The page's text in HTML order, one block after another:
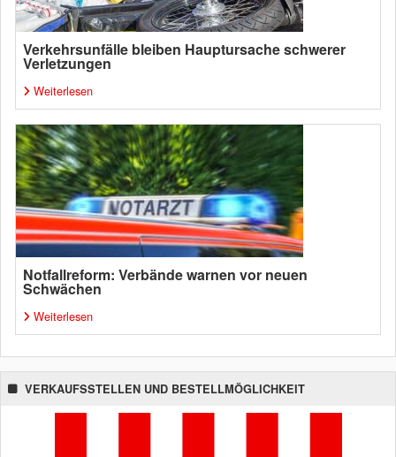
Verkehrsunfälle bleiben Hauptursache schwerer
Verletzungen
Weiterlesen
Notfallreform: Verbände warnen vor neuen
Schwächen
Weiterlesen
VERKAUFSSTELLEN UND BESTELLMÖGLICHKEIT